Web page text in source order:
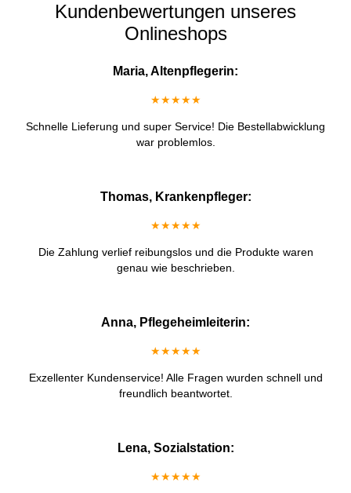
Kundenbewertungen unseres
Onlineshops
Maria, Altenpflegerin:
★★★★★
Schnelle Lieferung und super Service! Die Bestellabwicklung
war problemlos.
Thomas, Krankenpfleger:
★★★★★
Die Zahlung verlief reibungslos und die Produkte waren
genau wie beschrieben.
Anna, Pflegeheimleiterin:
★★★★★
Exzellenter Kundenservice! Alle Fragen wurden schnell und
freundlich beantwortet.
Lena, Sozialstation:
★★★★★